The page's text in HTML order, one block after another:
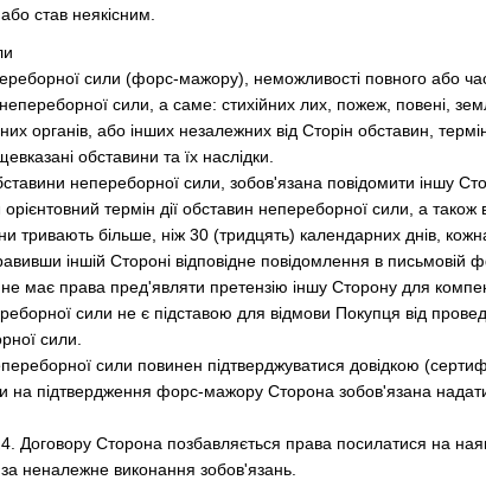
став неякісним.
сили (форс-мажору), неможливості повного або
сили, а саме: стихійних лих, пожеж, повені,
органів, або інших незалежних від Сторін обставин,
обставини та їх наслідки.
непереборної сили, зобов'язана повідомити іншу
термін дії обставин непереборної сили, а також
тривають більше, ніж 30 (тридцять) календарних днів,
іншій Стороні відповідне повідомлення в
має права пред'являти претензію іншу Сторону для
сили не є підставою для відмови Покупця від
сили.
сили повинен підтверджуватися довідкою
на підтвердження форс-мажору Сторона зобов'язана
Договору Сторона позбавляється права посилатися на
за неналежне виконання зобов'язань.